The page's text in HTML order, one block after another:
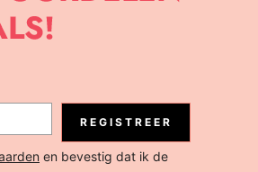
TRENDS EN KORTINGEN TE
REGISTREER
en bevestig dat ik de